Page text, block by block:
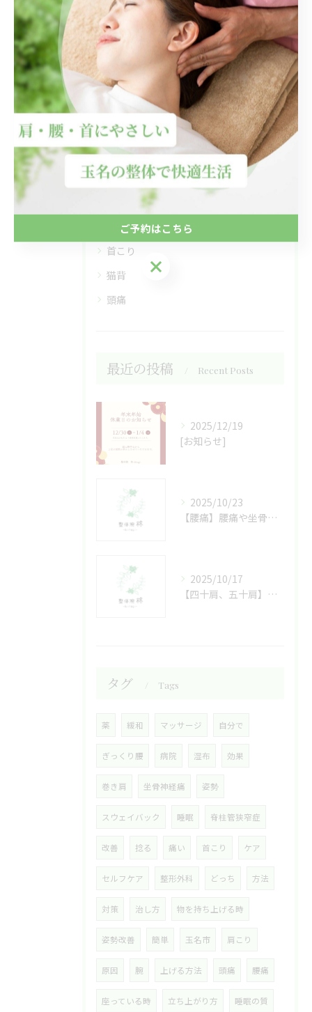
関連タグ
#腰痛 #整形外科 #どっち #玉名市
カテゴリー Categories
全てのカテゴリー
腰痛
首こり
猫背
頭痛
最近の投稿 Recent Posts
2025/12/19
[お知らせ]
2025/10/23
【腰痛】腰痛や坐骨神経痛の方へ
2025/10/17
【四十肩、五十肩】原因は姿勢にあるかも！？
タグ Tags
薬 緩和 マッサージ 自分で
ぎっくり腰 病院 湿布 効果
巻き肩 坐骨神経痛 姿勢
スウェイバック 睡眠 脊柱管狭窄症
改善 捻る 痛い 首こり ケア
セルフケア 整形外科 どっち 方法
対策 治し方 物を持ち上げる時
姿勢改善 簡単 玉名市 肩こり
原因 腕 上げる方法 頭痛 腰痛
座っている時 立ち上がり方 睡眠の質
ご予約はこちら
ご予約はこちら